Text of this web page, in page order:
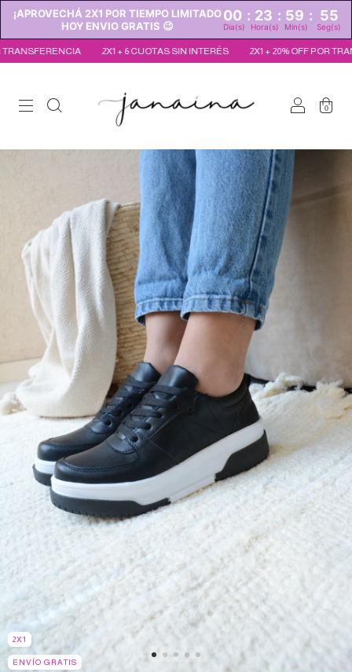
¡APROVECHÁ 2X1 POR TIEMPO LIMITADO
HOY ENVIO GRATIS 😉
00 : 23 : 59 : 54
Dia(s) Hora(s) Min(s) Seg(s)
2X1 + 6 CUOTAS SIN INTERÉS 2X1 + 20% OFF POR TRANSFERENCIA
0
2X1
ENVÍO GRATIS